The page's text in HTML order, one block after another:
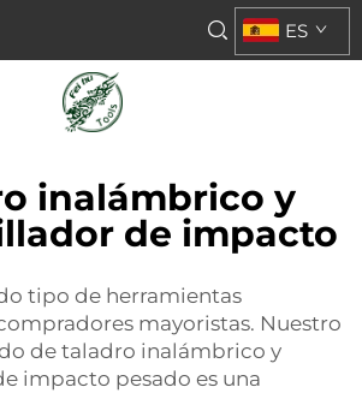
ES
inalámbrico y
de impacto
tipo de herramientas
mayoristas. Nuestro
de taladro inalámbrico y
impacto pesado es una